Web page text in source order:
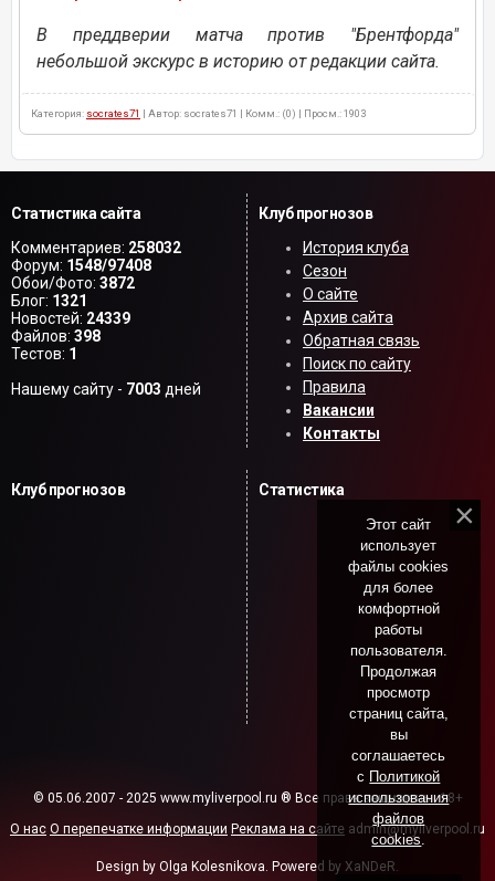
В преддверии матча против "Брентфорда"
небольшой экскурс в историю от редакции сайта.
Категория: socrates71 | Автор: socrates71 | Комм.: (0) | Просм.: 1903
Статистика сайта
Комментариев: 258032
Форум: 1548/97408
Обои/Фото: 3872
Блог: 1321
Новостей: 24339
Файлов: 398
Тестов: 1
Нашему сайту - 7003 дней
Клуб прогнозов
История клуба
Сезон
О сайте
Архив сайта
Обратная связь
Поиск по сайту
Правила
Вакансии
Контакты
Клуб прогнозов Статистика
© 05.06.2007 - 2025 www.myliverpool.ru ® Все права защищены. 18+
О нас О перепечатке информации Реклама на сайте admin@myliverpool.ru
Design by Olga Kolesnikova. Powered by XaNDeR.
Этот сайт
использует
файлы cookies
для более
комфортной
работы
пользователя.
Продолжая
просмотр
страниц сайта,
вы
соглашаетесь
с Политикой
использования
файлов
cookies